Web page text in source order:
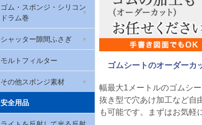
ウレタンゴム
マグネットゴム
EPDMゴム
シリコンゴム
ゴム素材用接着剤
天然ゴムシート 厚さ
W波ゴムクッション
防振・滑り止めゲル
厚さ3mm
厚さ5mm
厚さ0.2mm
厚さ0.3mm
ゴム栓
Oリング(オーリング・パッ
キン)
戸当たりゴム・カーストッ
パー(ゴムクッション)
戸当たりゴム(Rohs対応)
当たりゴム・バンパーガー
ド
EPDMスポンジゴム
天然ゴム系スポンジゴム
スリムフレックス(ポロン
スポンジ)
ウレタンフォーム
低反発ウレタンフォーム
ゴム・スポンジ・シリコン
ドラム巻
トンネンルゴム
シャッター隙間ふさぎ
シャッター取っ手
モルトフィルター
その他スポンジ素材
カラーシート
安全用品
ゴムシートのオーダーカ
幅最大1メートルのゴムシ
抜き型で穴あけ加工など自
も可能です。まずはお気軽